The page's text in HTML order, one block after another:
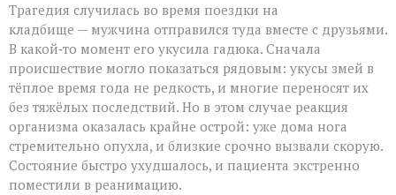
Трагедия случилась во время поездки на
кладбище — мужчина отправился туда вместе с друзьями.
В какой‑то момент его укусила гадюка. Сначала
происшествие могло показаться рядовым: укусы змей в
тёплое время года не редкость, и многие переносят их
без тяжёлых последствий. Но в этом случае реакция
организма оказалась крайне острой: уже дома нога
стремительно опухла, и близкие срочно вызвали скорую.
Состояние быстро ухудшалось, и пациента экстренно
поместили в реанимацию.